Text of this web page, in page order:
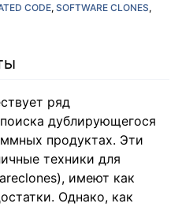
CODE SOFTWARE CLONES
ряд
дублирующегося
продуктах. Эти
техники для
имеют как
Однако, как